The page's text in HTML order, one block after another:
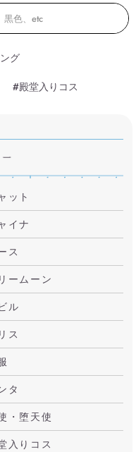
グ
#殿堂入りコス
ット
イナ
ス
ームーン
ル
ス
タ
・堕天使
入りコス